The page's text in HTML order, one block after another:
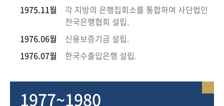
1975.11월
각 지방의 은행집회소를 통합하여 사단법인
전국은행협회 설립.
1976.06월
신용보증기금 설립.
1976.07월
한국수출입은행 설립.
1977~1980